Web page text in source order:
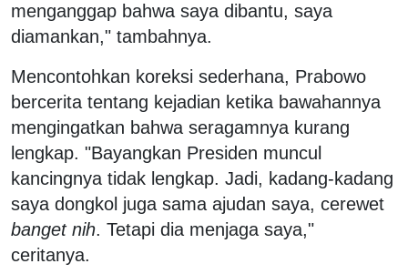
menganggap bahwa saya dibantu, saya
diamankan," tambahnya.
Mencontohkan koreksi sederhana, Prabowo
bercerita tentang kejadian ketika bawahannya
mengingatkan bahwa seragamnya kurang
lengkap. "Bayangkan Presiden muncul
kancingnya tidak lengkap. Jadi, kadang-kadang
saya dongkol juga sama ajudan saya, cerewet
banget nih. Tetapi dia menjaga saya,"
ceritanya.